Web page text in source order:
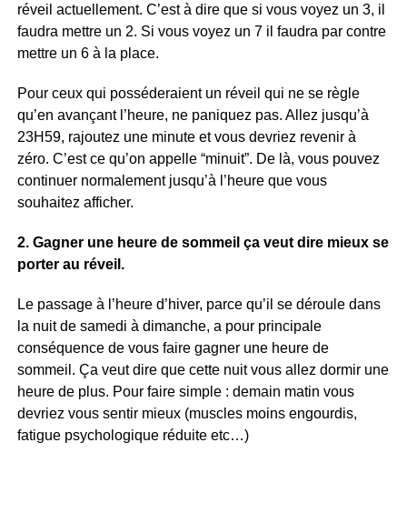
réveil actuellement. C’est à dire que si vous voyez un 3, il
faudra mettre un 2. Si vous voyez un 7 il faudra par contre
mettre un 6 à la place.
Pour ceux qui posséderaient un réveil qui ne se règle
qu’en avançant l’heure, ne paniquez pas. Allez jusqu’à
23H59, rajoutez une minute et vous devriez revenir à
zéro. C’est ce qu’on appelle “minuit”. De là, vous pouvez
continuer normalement jusqu’à l’heure que vous
souhaitez afficher.
2. Gagner une heure de sommeil ça veut dire mieux se
porter au réveil.
Le passage à l’heure d’hiver, parce qu’il se déroule dans
la nuit de samedi à dimanche, a pour principale
conséquence de vous faire gagner une heure de
sommeil. Ça veut dire que cette nuit vous allez dormir une
heure de plus. Pour faire simple : demain matin vous
devriez vous sentir mieux (muscles moins engourdis,
fatigue psychologique réduite etc…)